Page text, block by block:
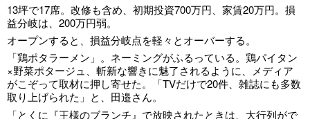
13坪で17席。改修も含め、初期投資700万円、家賃20万円。損
益分岐は、200万円弱。
オープンすると、損益分岐点を軽々とオーバーする。
「鶏ポタラーメン」。ネーミングがふるっている。鶏パイタン
×野菜ポタージュ、斬新な響きに魅了されるように、メディア
がこぞって取材に押し寄せた。「TVだけで20件、雑誌にも多数
取り上げられた」と、田邉さん。
「とくに『王様のブランチ』で放映されたときは、大行列がで